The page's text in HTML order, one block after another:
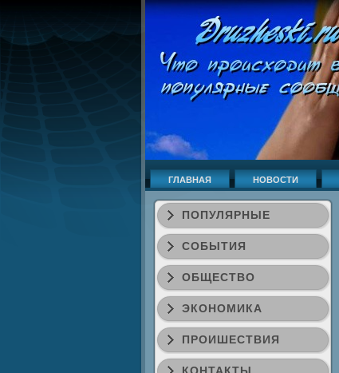
ГЛАВНАЯ НОВОСТИ
ПОПУЛЯРНЫЕ
СОБЫТИЯ
ОБЩЕСТВО
ЭКОНОМИКА
ПРОИШЕСТВИЯ